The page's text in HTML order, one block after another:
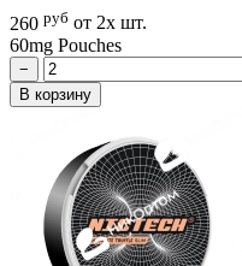
260 руб от 2х шт.
60mg Pouches
−
В корзину